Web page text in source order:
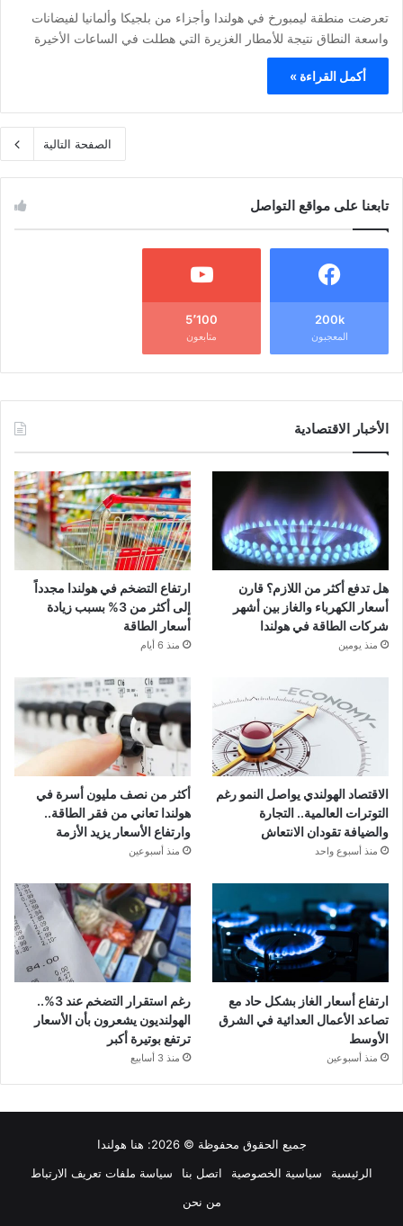
تعرضت منطقة ليمبورخ في هولندا وأجزاء من بلجيكا وألمانيا لفيضانات
واسعة النطاق نتيجة للأمطار الغزيرة التي هطلت في الساعات الأخيرة
أكمل القراءة »
الصفحة التالية
تابعنا على مواقع التواصل
200k
المعجبون
5٬100
متابعون
الأخبار الاقتصادية
هل تدفع أكثر من اللازم؟ قارن
أسعار الكهرباء والغاز بين أشهر
شركات الطاقة في هولندا
منذ يومين
ارتفاع التضخم في هولندا مجدداً
إلى أكثر من 3% بسبب زيادة
أسعار الطاقة
منذ 6 أيام
الاقتصاد الهولندي يواصل النمو رغم
التوترات العالمية.. التجارة
والضيافة تقودان الانتعاش
منذ أسبوع واحد
أكثر من نصف مليون أسرة في
هولندا تعاني من فقر الطاقة..
وارتفاع الأسعار يزيد الأزمة
منذ أسبوعين
ارتفاع أسعار الغاز بشكل حاد مع
تصاعد الأعمال العدائية في الشرق
الأوسط
منذ أسبوعين
رغم استقرار التضخم عند 3%..
الهولنديون يشعرون بأن الأسعار
ترتفع بوتيرة أكبر
منذ 3 أسابيع
جميع الحقوق محفوظة © 2026:
هنا هولندا
الرئيسية
سياسية الخصوصية اتصل بنا
سياسة ملفات تعريف الارتباط
من نحن